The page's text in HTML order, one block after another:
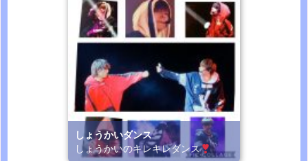
しょうかいダンス
しょうかいのキレキレダンス